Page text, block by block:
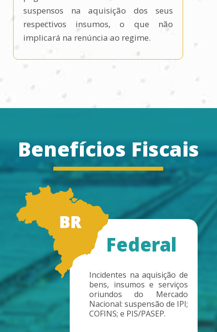
suspensos na aquisição dos seus
respectivos insumos, o que não
implicará na renúncia ao regime.
Benefícios Fiscais
Federal
Incidentes na aquisição de
bens, insumos e serviços
oriundos do Mercado
Nacional: suspensão de IPI;
COFINS; e PIS/PASEP.